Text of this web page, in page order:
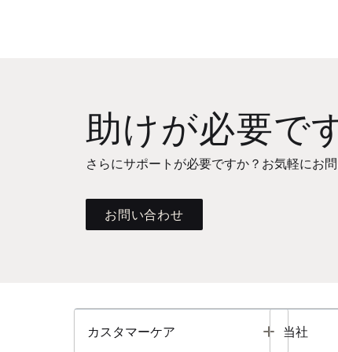
助けが必要で
さらにサポートが必要ですか？お気軽にお問
お問い合わせ
カスタマーケア Toggle
当社